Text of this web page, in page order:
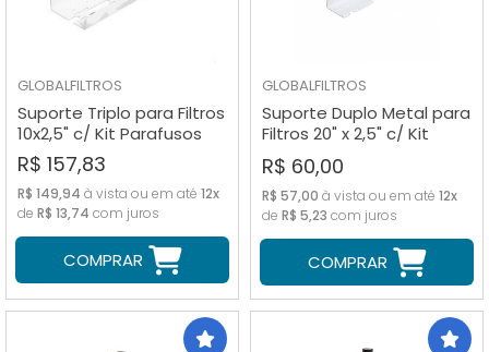
GLOBALFILTROS
Suporte Triplo para Filtros
10x2,5" c/ Kit Parafusos
R$ 157,83
R$ 149,94 à vista ou em até 12x
de R$ 13,74 com juros
COMPRAR
GLOBALFILTROS
Suporte Duplo Metal para
Filtros 20" x 2,5" c/ Kit
Parafusos
R$ 60,00
R$ 57,00 à vista ou em até 12x
de R$ 5,23 com juros
COMPRAR